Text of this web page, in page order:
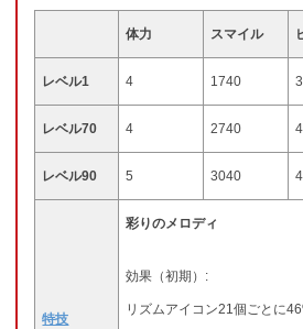
体力 スマイル
レベル1 4 1740
レベル70 4 2740
レベル90 5 3040
特技
彩りのメロディ
効果（初期）:
リズムアイコン21個ごとに